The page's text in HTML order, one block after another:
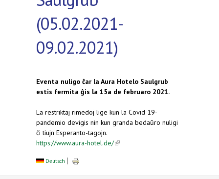
(05.02.2021-
09.02.2021)
Eventa nuligo ĉar la Aura Hotelo Saulgrub
estis fermita ĝis la 15a de februaro 2021.
La restriktaj rimedoj lige kun la Covid 19-
pandemio devigis nin kun granda bedaŭro nuligi
ĉi tiujn Esperanto-tagojn.
https://www.aura-hotel.de/(link is external)
Deutsch